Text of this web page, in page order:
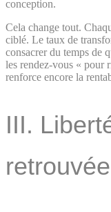
conception.
Cela change tout.
ciblé. Le taux de
consacrer du temps de
les rendez-vous « pour
renforce encore la
III.
retrouvée